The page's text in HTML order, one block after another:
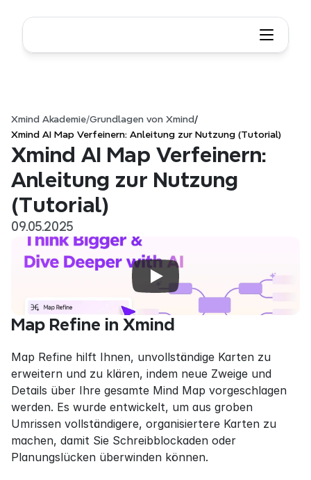
Xmind Akademie/Grundlagen von Xmind /
Xmind AI Map Verfeinern: Anleitung zur Nutzung (Tutorial)
Xmind AI Map Verfeinern:
Anleitung zur Nutzung
(Tutorial)
09.05.2025
Map Refine in Xmind
Map Refine hilft Ihnen, unvollständige Karten zu
erweitern und zu klären, indem neue Zweige und
Details über Ihre gesamte Mind Map vorgeschlagen
werden. Es wurde entwickelt, um aus groben
Umrissen vollständigere, organisiertere Karten zu
machen, damit Sie Schreibblockaden oder
Planungslücken überwinden können.